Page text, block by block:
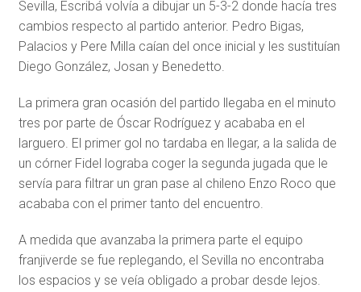
Sevilla, Escribá volvía a dibujar un 5-3-2 donde hacía tres
cambios respecto al partido anterior. Pedro Bigas,
Palacios y Pere Milla caían del once inicial y les sustituían
Diego González, Josan y Benedetto.
La primera gran ocasión del partido llegaba en el minuto
tres por parte de Óscar Rodríguez y acababa en el
larguero. El primer gol no tardaba en llegar, a la salida de
un córner Fidel lograba coger la segunda jugada que le
servía para filtrar un gran pase al chileno Enzo Roco que
acababa con el primer tanto del encuentro.
A medida que avanzaba la primera parte el equipo
franjiverde se fue replegando, el Sevilla no encontraba
los espacios y se veía obligado a probar desde lejos.